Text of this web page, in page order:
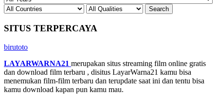
SITUS TERPERCAYA
birutoto
LAYARWARNA21 merupakan situs streaming film online gratis
dan download film terbaru , disitus LayarWarna21 kamu bisa
menemukan film-film terbaru dan terupdate saat ini dan tentu bisa
kamu download kapan pun kamu mau.